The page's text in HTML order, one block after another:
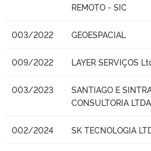
REMOTO - SIC
003/2022 GEOESPACIAL
009/2022 LAYER SERVIÇOS
003/2023
SANTIAGO E
CONSULTORIA LTDA
002/2024 SK TECNOLOGIA